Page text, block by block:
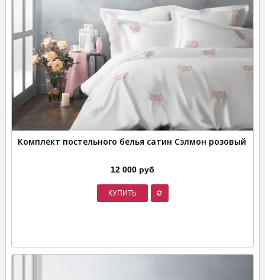
Комплект постельного белья сатин Сэлмон розовый
12 000 руб
КУПИТЬ